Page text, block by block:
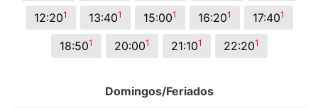
12:201 13:401 15:001 16:201 17:401
18:501 20:001 21:101 22:201
Domingos/Feriados